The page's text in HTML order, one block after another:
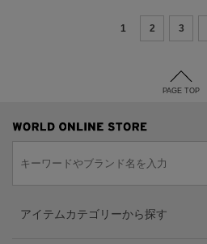
1 2 3
PAGE TOP
アイテムカテゴリーから探す